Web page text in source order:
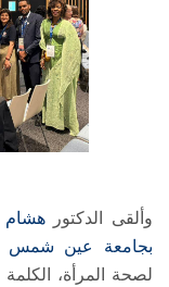
وألقى الدكتورهشام
بجامعة عين شمس
لصحة المرأة، الكلمة